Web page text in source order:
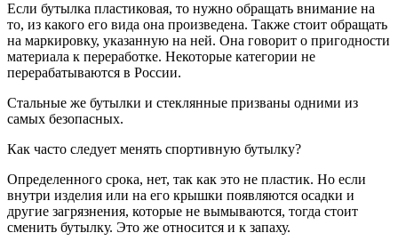
Если бутылка пластиковая, то нужно обращать внимание на
то, из какого его вида она произведена. Также стоит обращать
на маркировку, указанную на ней. Она говорит о пригодности
материала к переработке. Некоторые категории не
перерабатываются в России.
Стальные же бутылки и стеклянные призваны одними из
самых безопасных.
Как часто следует менять спортивную бутылку?
Определенного срока, нет, так как это не пластик. Но если
внутри изделия или на его крышки появляются осадки и
другие загрязнения, которые не вымываются, тогда стоит
сменить бутылку. Это же относится и к запаху.